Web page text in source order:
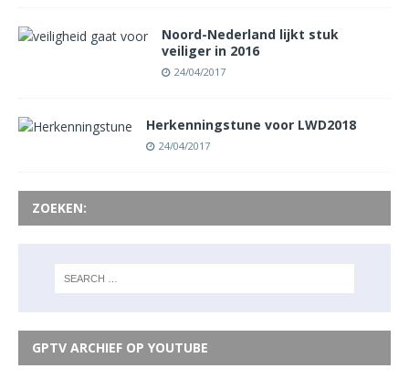
Noord-Nederland lijkt stuk
veiliger in 2016
24/04/2017
Herkenningstune voor LWD2018
24/04/2017
ZOEKEN:
GPTV ARCHIEF OP YOUTUBE